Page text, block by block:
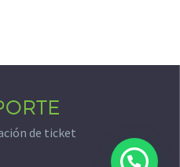
de ticket